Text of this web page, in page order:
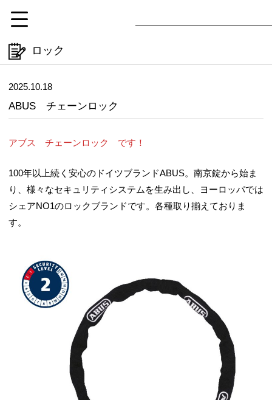
ロック
2025.10.18
ABUS チェーンロック
アブス チェーンロック です！
100年以上続く安心のドイツブランドABUS。南京錠から始ま
り、様々なセキュリティシステムを生み出し、ヨーロッパでは
シェアNO1のロックブランドです。各種取り揃えておりま
す。